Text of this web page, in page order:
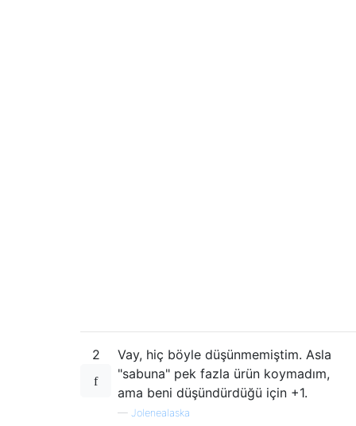
2
Vay, hiç böyle düşünmemiştim. Asla
"sabuna" pek fazla ürün koymadım,
ama beni düşündürdüğü için +1.
— Jolenealaska